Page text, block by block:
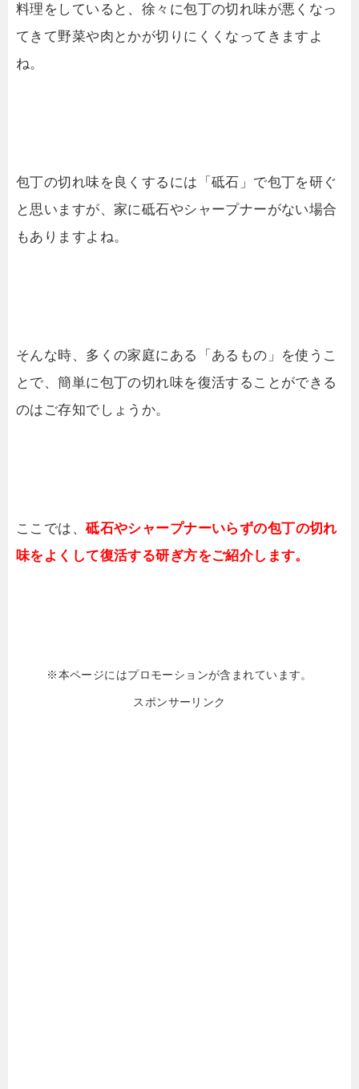
料理をしていると、徐々に包丁の切れ味が悪くなっ
てきて野菜や肉とかが切りにくくなってきますよ
ね。
包丁の切れ味を良くするには「砥石」で包丁を研ぐ
と思いますが、家に砥石やシャープナーがない場合
もありますよね。
そんな時、多くの家庭にある「あるもの」を使うこ
とで、簡単に包丁の切れ味を復活することができる
のはご存知でしょうか。
ここでは、砥石やシャープナーいらずの包丁の切れ
味をよくして復活する研ぎ方をご紹介します。
※本ページにはプロモーションが含まれています。
スポンサーリンク